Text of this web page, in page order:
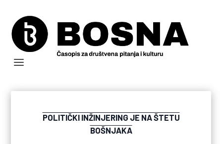
POLITIČKI INŽINJERING JE NA ŠTETU
BOŠNJAKA